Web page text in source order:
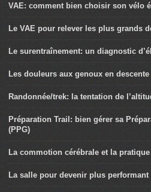
VAE: comment bien choisir son vélo
Le VAE pour relever les plus grands
Le surentraînement: un diagnostic
Les douleurs aux genoux en descente
Randonnée/trek: la tentation de
Préparation Trail: bien gérer sa
(PPG)
La commotion cérébrale et la
La salle pour devenir plus performant